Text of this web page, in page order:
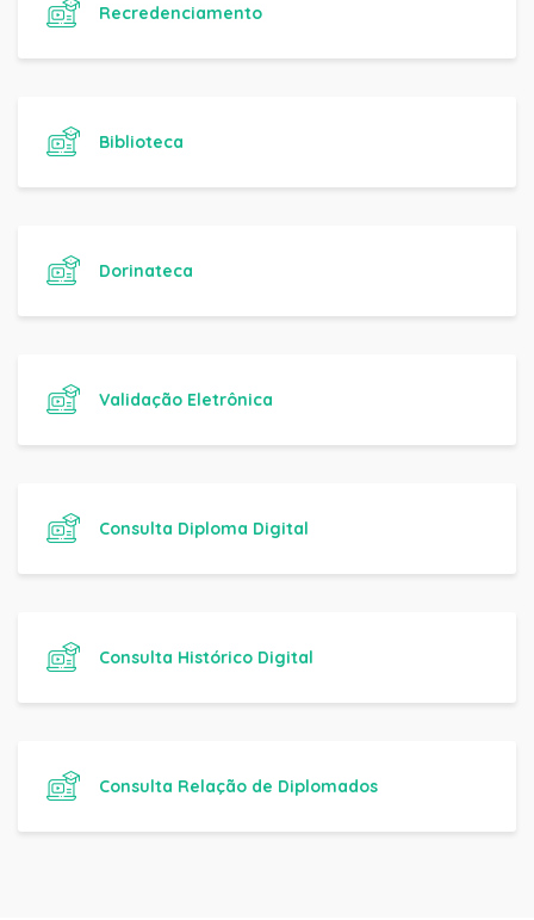
Recredenciamento
Biblioteca
Dorinateca
Validação Eletrônica
Consulta Diploma Digital
Consulta Histórico Digital
Consulta Relação de Diplomados